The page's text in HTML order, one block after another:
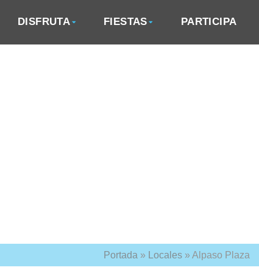
DISFRUTA FIESTAS PARTICIPA
Portada » Locales » Alpaso Plaza